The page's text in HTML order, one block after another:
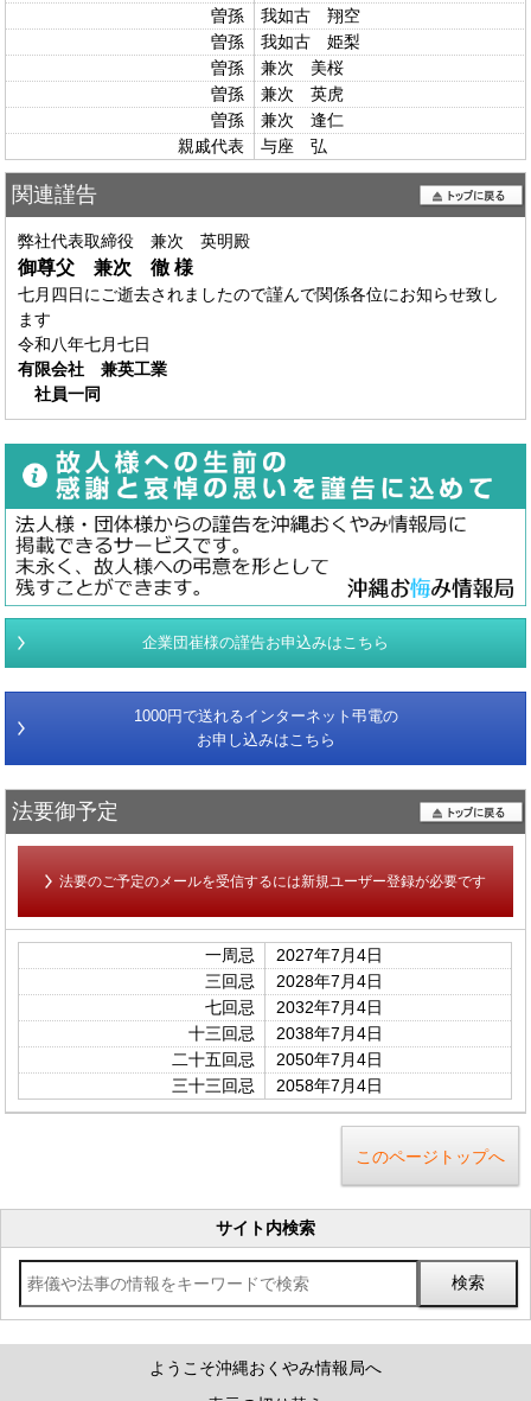
曽孫
我如古 翔空
曽孫
我如古 姫梨
曽孫
兼次 美桜
曽孫
兼次 英虎
曽孫
兼次 逢仁
親戚代表
与座 弘
関連謹告
弊社代表取締役 兼次 英明殿
御尊父 兼次 徹様
七月四日にご逝去されましたので謹んで関係各位にお知らせ致し
ます
令和八年七月七日
有限会社 兼英工業
社員一同
企業団崔様の謹告お申込みはこちら
1000円で送れるインターネット弔電の
お申し込みはこちら
法要御予定
法要のご予定のメールを受信するには新規ユーザー登録が必要です
一周忌
2027年7月4日
三回忌
2028年7月4日
七回忌
2032年7月4日
十三回忌
2038年7月4日
二十五回忌
2050年7月4日
三十三回忌
2058年7月4日
このページトップへ
サイト内検索
ようこそ沖縄おくやみ情報局へ